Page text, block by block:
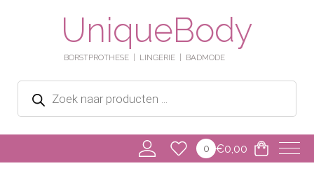
UniqueBody
BORSTPROTHESE LINGERIE BADMODE
Producten
zoeken
0 €0,00